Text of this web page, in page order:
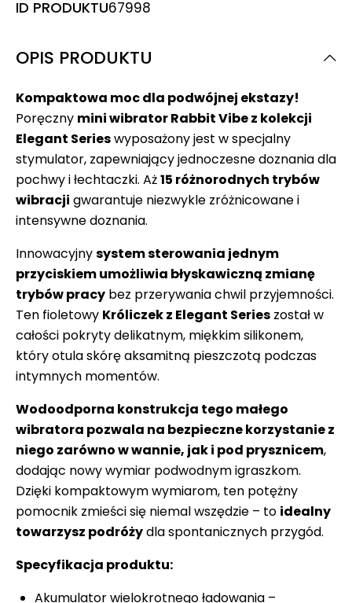
ID PRODUKTU67998
OPIS PRODUKTU
Kompaktowa moc dla podwójnej ekstazy!
Poręczny mini wibrator Rabbit Vibe z kolekcji
Elegant Serieswyposażony jest w specjalny
stymulator, zapewniający jednoczesne doznania dla
pochwy i łechtaczki. Aż15 różnorodnych trybów
wibracji gwarantuje niezwykle zróżnicowane i
intensywne doznania.
Innowacyjnysystem sterowania jednym
przyciskiem umożliwia błyskawiczną zmianę
trybów pracy bez przerywania chwil przyjemności.
Ten fioletowy Króliczek z Elegant Series został w
całości pokryty delikatnym, miękkim silikonem,
który otula skórę aksamitną pieszczotą podczas
intymnych momentów.
Wodoodporna konstrukcja tego małego
wibratora pozwala na bezpieczne korzystanie z
niego zarówno w wannie, jak i pod prysznicem,
dodając nowy wymiar podwodnym igraszkom.
Dzięki kompaktowym wymiarom, ten potężny
pomocnik zmieści się niemal wszędzie – to idealny
towarzysz podróżydla spontanicznych przygód.
Specyfikacja produktu:
Akumulator wielokrotnego ładowania –